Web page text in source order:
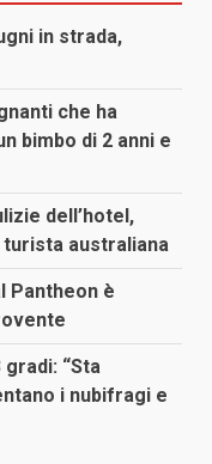
in strada,
che ha
bimbo di 2 anni e
dell’hotel,
australiana
Pantheon è
“Sta
i nubifragi e